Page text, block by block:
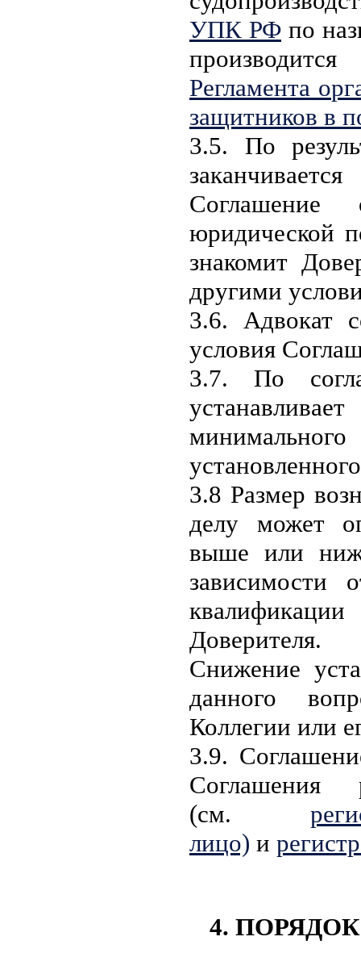
УПК РФ по
Регламента
защитников в
3.5. По
Соглашение
юридической
знакомит
другими
3.6. Адвокат
условия
3.7. По
3.8 Размер
делу может
выше или
зависимости
Доверителя.
Снижение
данного
Коллегии или
3.9.
(см.
лицо) и
4.